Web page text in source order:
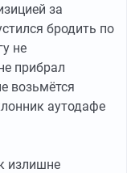
за
бродить по
не
прибрал
возьмётся
аутодафе
излишне